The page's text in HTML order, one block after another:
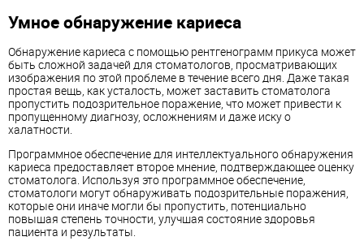
Умное обнаружение кариеса
Обнаружение кариеса с помощью рентгенограмм прикуса может
быть сложной задачей для стоматологов, просматривающих
изображения по этой проблеме в течение всего дня. Даже такая
простая вещь, как усталость, может заставить стоматолога
пропустить подозрительное поражение, что может привести к
пропущенному диагнозу, осложнениям и даже иску о
халатности.
Программное обеспечение для интеллектуального обнаружения
кариеса предоставляет второе мнение, подтверждающее оценку
стоматолога. Используя это программное обеспечение,
стоматологи могут обнаруживать подозрительные поражения,
которые они иначе могли бы пропустить, потенциально
повышая степень точности, улучшая состояние здоровья
пациента и результаты.